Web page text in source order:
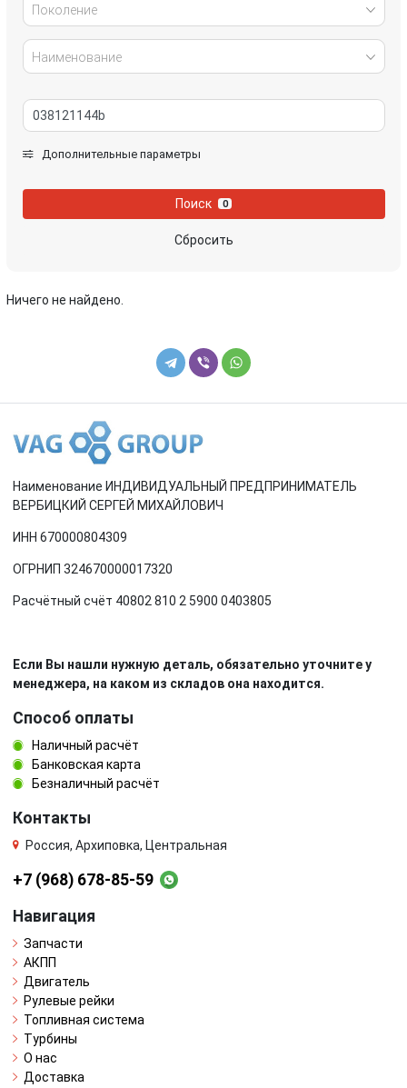
Kia
Land Rover
Mazda Mercedes-Benz
Nissan Opel
Toyota
Volvo
Поколение
Наименование
Дополнительные параметры
Поиск 0
Сбросить
Ничего не найдено.
Наименование ИНДИВИДУАЛЬНЫЙ ПРЕДПРИНИМАТЕЛЬ
ВЕРБИЦКИЙ СЕРГЕЙ МИХАЙЛОВИЧ
ИНН 670000804309
ОГРНИП 324670000017320
Расчётный счёт 40802 810 2 5900 0403805
Если Вы нашли нужную деталь, обязательно уточните у
менеджера, на каком из складов она находится.
Способ оплаты
Наличный расчёт
Банковская карта
Безналичный расчёт
Контакты
Россия, Архиповка, Центральная
+7 (968) 678-85-59
Навигация
Запчасти
АКПП
Двигатель
Рулевые рейки
Топливная система
Турбины
О нас
Доставка